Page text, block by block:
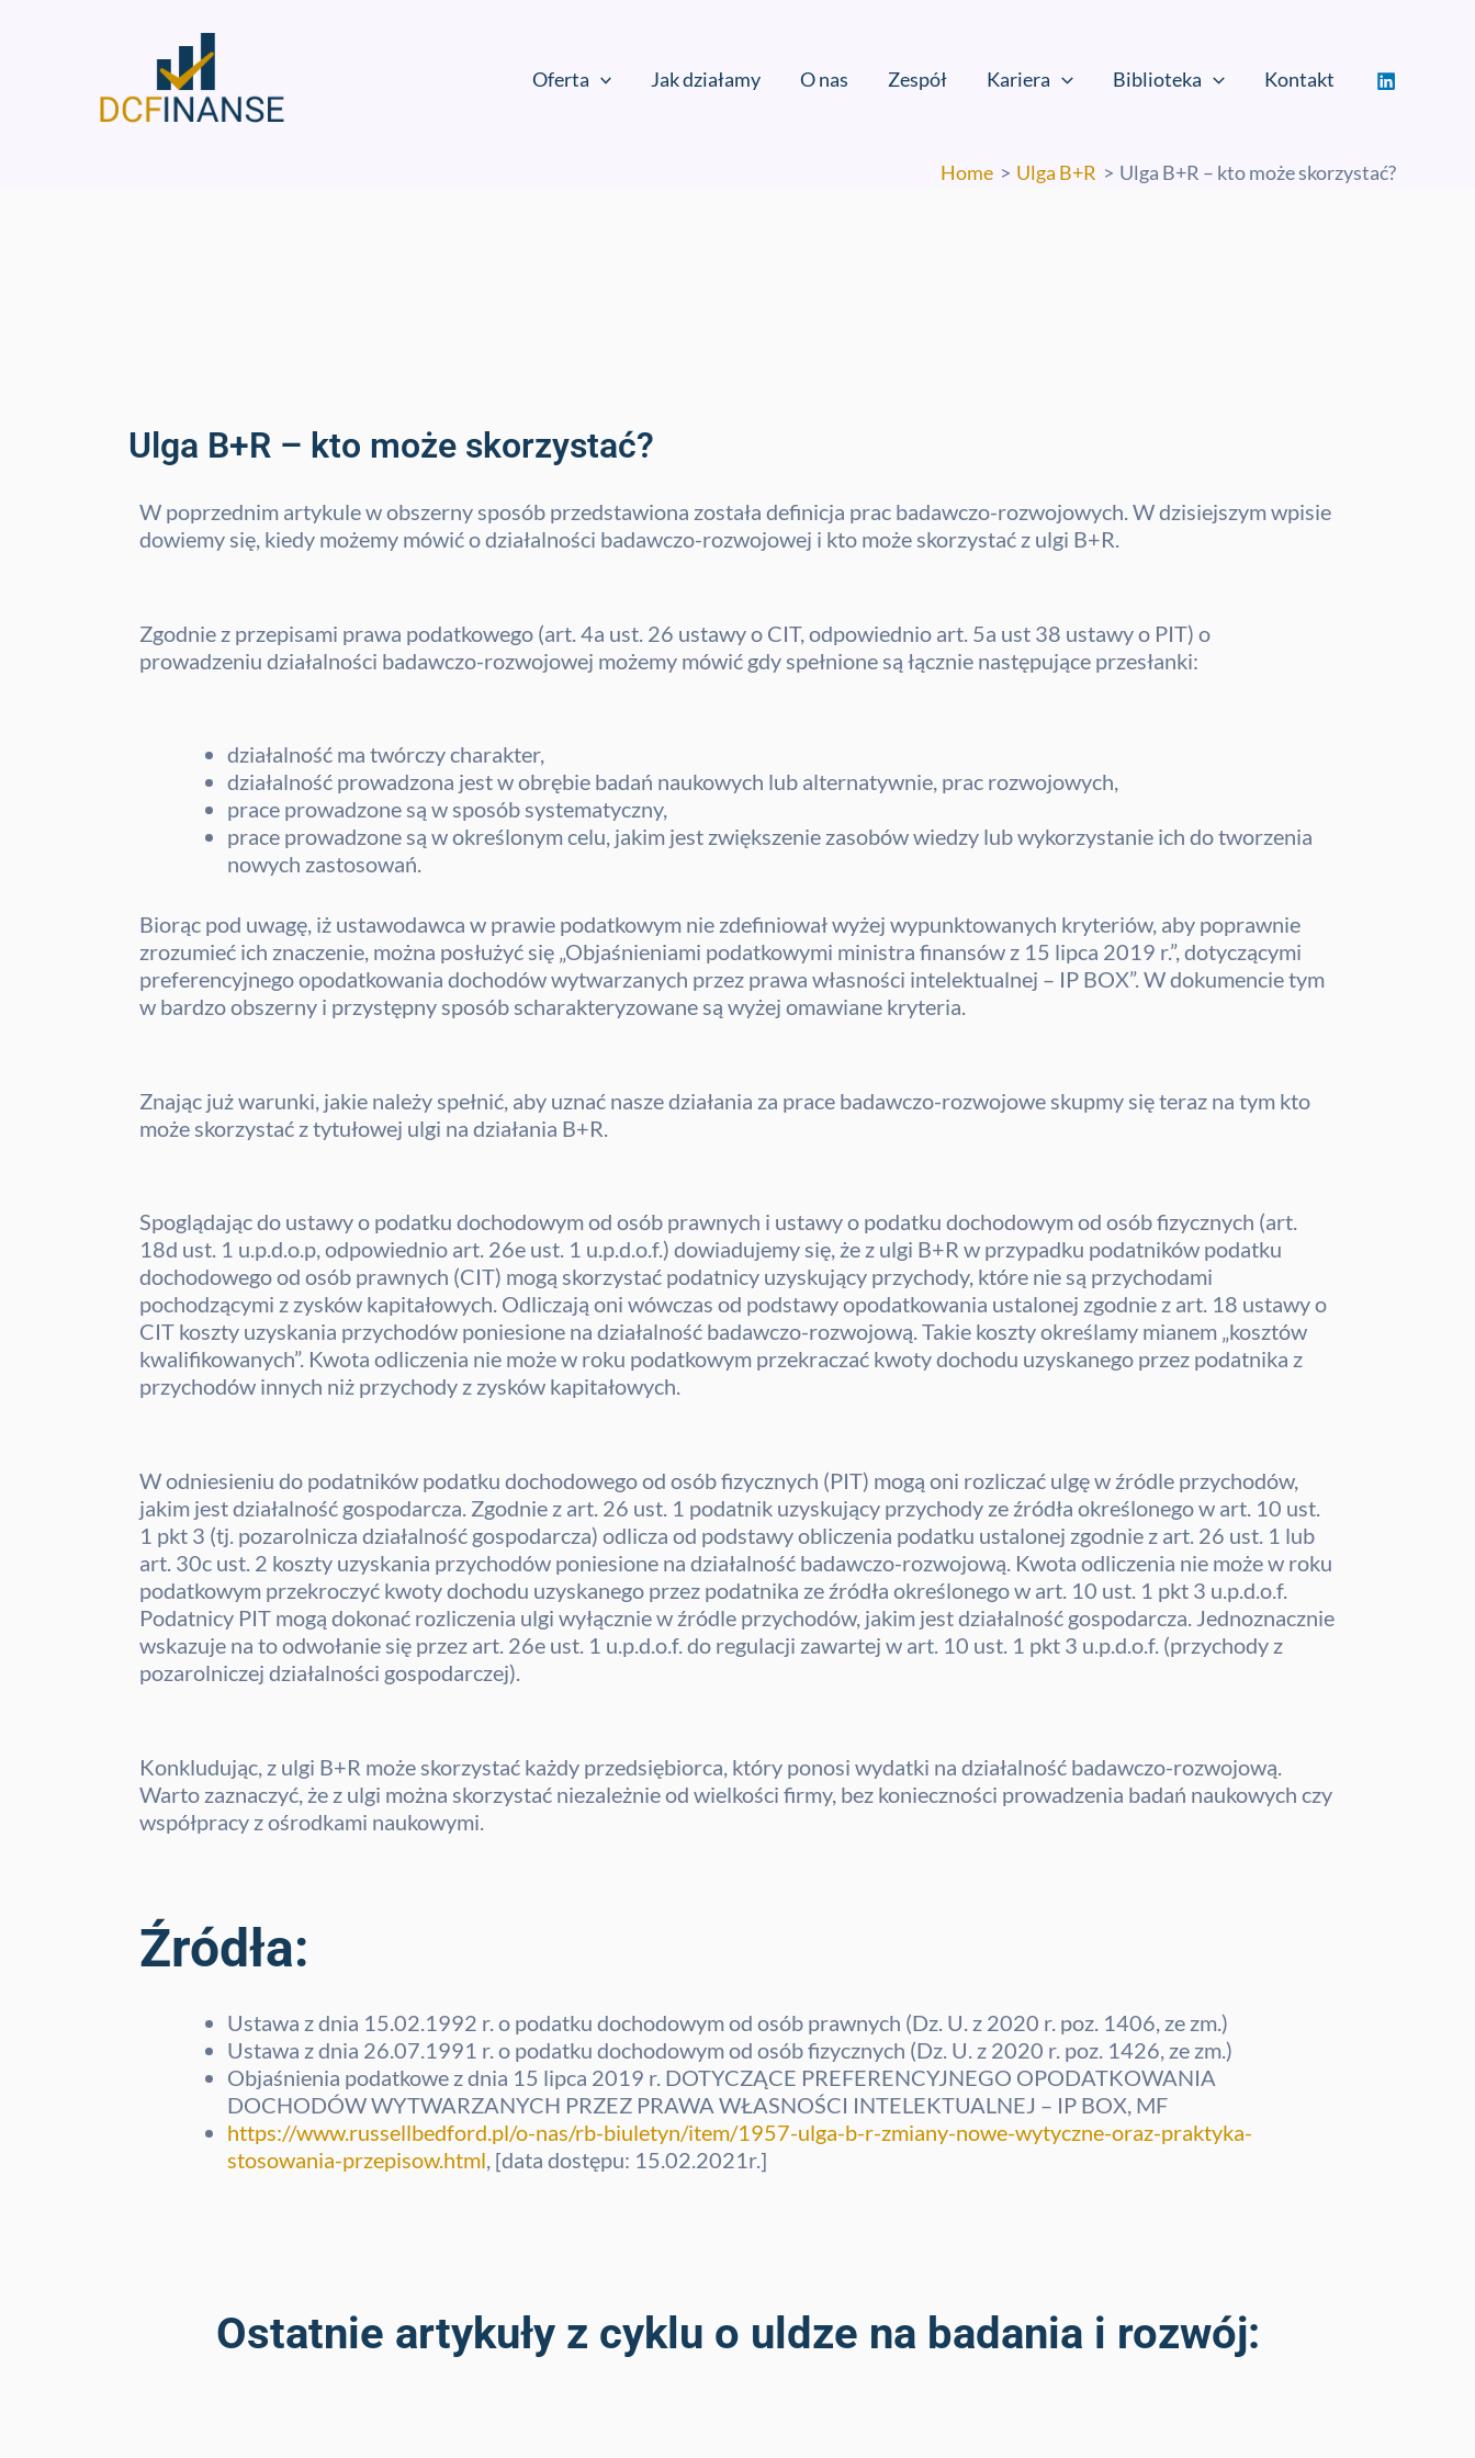
Oferta Jak działamy O nas Zespół Kariera Biblioteka Kontakt
Home Ulga B+R Ulga B+R – kto może skorzystać?
Ulga B+R – kto może skorzystać?
W poprzednim artykule w obszerny sposób przedstawiona została definicja prac badawczo-rozwojowych. W dzisiejszym wpisie
dowiemy się, kiedy możemy mówić o działalności badawczo-rozwojowej i kto może skorzystać z ulgi B+R.
Zgodnie z przepisami prawa podatkowego (art. 4a ust. 26 ustawy o CIT, odpowiednio art. 5a ust 38 ustawy o PIT) o
prowadzeniu działalności badawczo-rozwojowej możemy mówić gdy spełnione są łącznie następujące przesłanki:
działalność ma twórczy charakter,
działalność prowadzona jest w obrębie badań naukowych lub alternatywnie, prac rozwojowych,
prace prowadzone są w sposób systematyczny,
prace prowadzone są w określonym celu, jakim jest zwiększenie zasobów wiedzy lub wykorzystanie ich do tworzenia
nowych zastosowań.
Biorąc pod uwagę, iż ustawodawca w prawie podatkowym nie zdefiniował wyżej wypunktowanych kryteriów, aby poprawnie
zrozumieć ich znaczenie, można posłużyć się „Objaśnieniami podatkowymi ministra finansów z 15 lipca 2019 r.”, dotyczącymi
preferencyjnego opodatkowania dochodów wytwarzanych przez prawa własności intelektualnej – IP BOX”. W dokumencie tym
w bardzo obszerny i przystępny sposób scharakteryzowane są wyżej omawiane kryteria.
Znając już warunki, jakie należy spełnić, aby uznać nasze działania za prace badawczo-rozwojowe skupmy się teraz na tym kto
może skorzystać z tytułowej ulgi na działania B+R.
Spoglądając do ustawy o podatku dochodowym od osób prawnych i ustawy o podatku dochodowym od osób fizycznych (art.
18d ust. 1 u.p.d.o.p, odpowiednio art. 26e ust. 1 u.p.d.o.f.) dowiadujemy się, że z ulgi B+R w przypadku podatników podatku
dochodowego od osób prawnych (CIT) mogą skorzystać podatnicy uzyskujący przychody, które nie są przychodami
pochodzącymi z zysków kapitałowych. Odliczają oni wówczas od podstawy opodatkowania ustalonej zgodnie z art. 18 ustawy o
CIT koszty uzyskania przychodów poniesione na działalność badawczo-rozwojową. Takie koszty określamy mianem „kosztów
kwalifikowanych”. Kwota odliczenia nie może w roku podatkowym przekraczać kwoty dochodu uzyskanego przez podatnika z
przychodów innych niż przychody z zysków kapitałowych.
W odniesieniu do podatników podatku dochodowego od osób fizycznych (PIT) mogą oni rozliczać ulgę w źródle przychodów,
jakim jest działalność gospodarcza. Zgodnie z art. 26 ust. 1 podatnik uzyskujący przychody ze źródła określonego w art. 10 ust.
1 pkt 3 (tj. pozarolnicza działalność gospodarcza) odlicza od podstawy obliczenia podatku ustalonej zgodnie z art. 26 ust. 1 lub
art. 30c ust. 2 koszty uzyskania przychodów poniesione na działalność badawczo-rozwojową. Kwota odliczenia nie może w roku
podatkowym przekroczyć kwoty dochodu uzyskanego przez podatnika ze źródła określonego w art. 10 ust. 1 pkt 3 u.p.d.o.f.
Podatnicy PIT mogą dokonać rozliczenia ulgi wyłącznie w źródle przychodów, jakim jest działalność gospodarcza. Jednoznacznie
wskazuje na to odwołanie się przez art. 26e ust. 1 u.p.d.o.f. do regulacji zawartej w art. 10 ust. 1 pkt 3 u.p.d.o.f. (przychody z
pozarolniczej działalności gospodarczej).
Konkludując, z ulgi B+R może skorzystać każdy przedsiębiorca, który ponosi wydatki na działalność badawczo-rozwojową.
Warto zaznaczyć, że z ulgi można skorzystać niezależnie od wielkości firmy, bez konieczności prowadzenia badań naukowych czy
współpracy z ośrodkami naukowymi.
Źródła:
Ustawa z dnia 15.02.1992 r. o podatku dochodowym od osób prawnych (Dz. U. z 2020 r. poz. 1406, ze zm.)
Ustawa z dnia 26.07.1991 r. o podatku dochodowym od osób fizycznych (Dz. U. z 2020 r. poz. 1426, ze zm.)
Objaśnienia podatkowe z dnia 15 lipca 2019 r. DOTYCZĄCE PREFERENCYJNEGO OPODATKOWANIA
DOCHODÓW WYTWARZANYCH PRZEZ PRAWA WŁASNOŚCI INTELEKTUALNEJ – IP BOX, MF
https://www.russellbedford.pl/o-nas/rb-biuletyn/item/1957-ulga-b-r-zmiany-nowe-wytyczne-oraz-praktyka-
stosowania-przepisow.html, [data dostępu: 15.02.2021r.]
Ostatnie artykuły z cyklu o uldze na badania i rozwój: